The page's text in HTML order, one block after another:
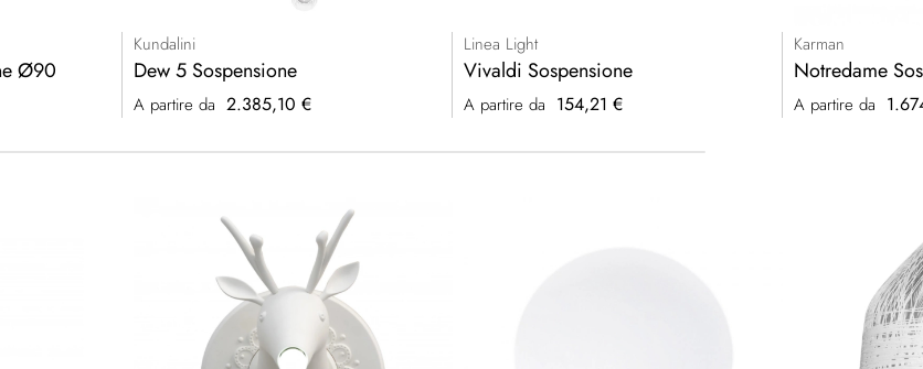
Ø90
Kundalini
Dew 5 Sospensione
A partire da 2.385,10 €
Linea Light
Vivaldi Sospensione
A partire da 154,21 €
Karman
Notredame
A partire da